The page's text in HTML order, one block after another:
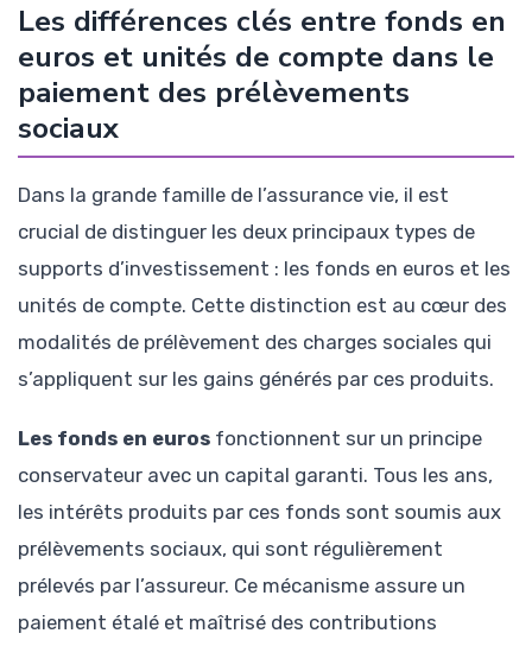
Les différences clés entre fonds en
euros et unités de compte dans le
paiement des prélèvements
sociaux
Dans la grande famille de l’assurance vie, il est
crucial de distinguer les deux principaux types de
supports d’investissement : les fonds en euros et les
unités de compte. Cette distinction est au cœur des
modalités de prélèvement des charges sociales qui
s’appliquent sur les gains générés par ces produits.
Les fonds en euros fonctionnent sur un principe
conservateur avec un capital garanti. Tous les ans,
les intérêts produits par ces fonds sont soumis aux
prélèvements sociaux, qui sont régulièrement
prélevés par l’assureur. Ce mécanisme assure un
paiement étalé et maîtrisé des contributions